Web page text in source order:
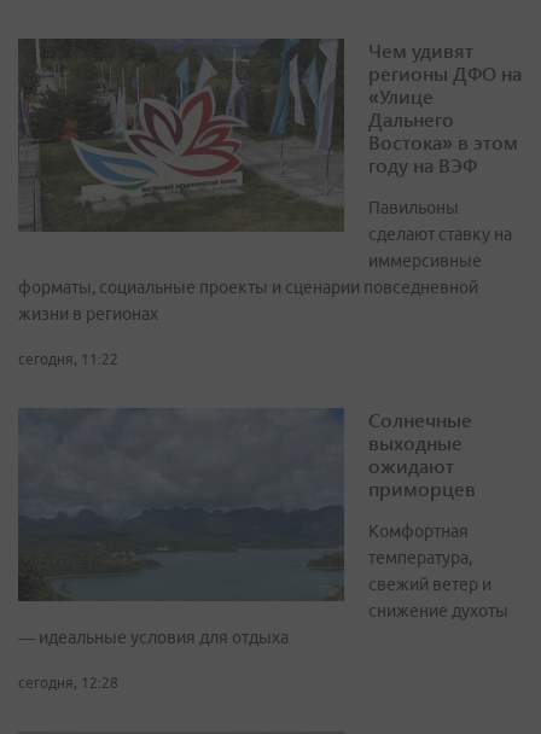
Чем удивят
регионы ДФО на
«Улице
Дальнего
Востока» в этом
году на ВЭФ
Павильоны
сделают ставку на
иммерсивные
форматы, социальные проекты и сценарии повседневной
жизни в регионах
сегодня, 11:22
Солнечные
выходные
ожидают
приморцев
Комфортная
температура,
свежий ветер и
снижение духоты
— идеальные условия для отдыха
сегодня, 12:28